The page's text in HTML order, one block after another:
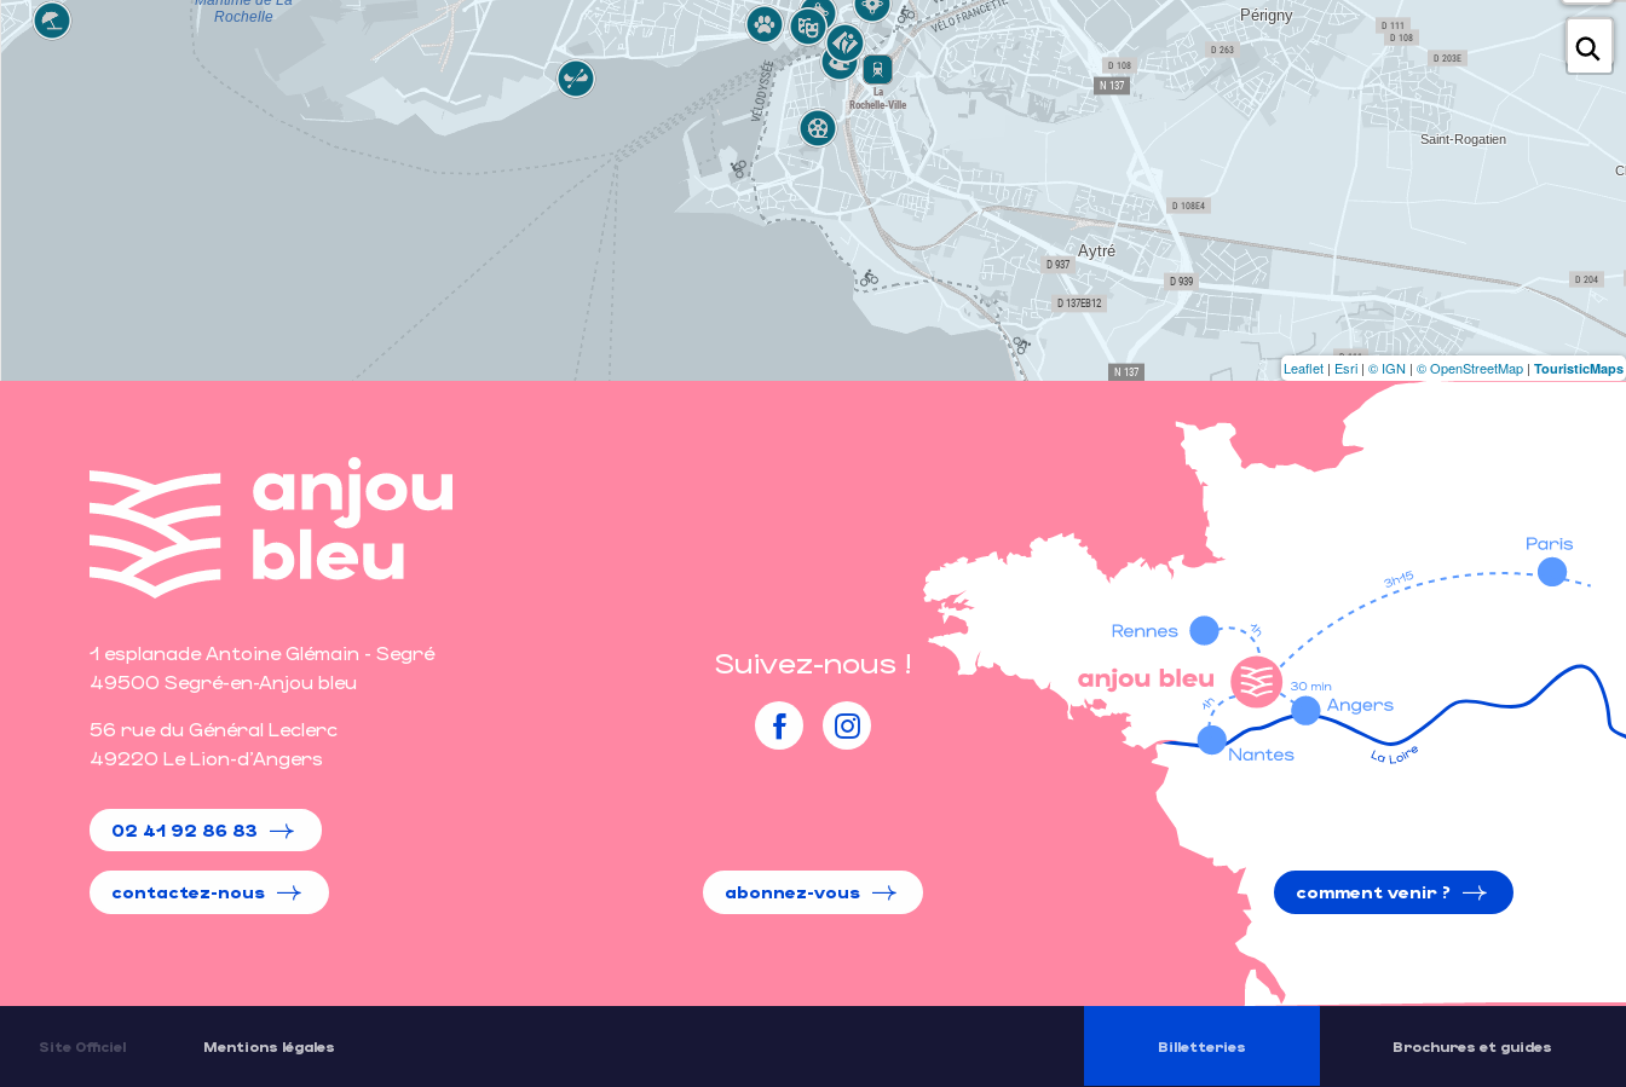
Leaflet | Esri | © IGN | © OpenStreetMap | TouristicMaps
1 esplanade Antoine Glémain - Segré
49500 Segré-en-Anjou bleu
56 rue du Général Leclerc
49220 Le Lion-d'Angers
02 41 92 86 83
contactez-nous
Suivez-nous !
abonnez-vous comment venir ?
Site Officiel Mentions légales Billetteries Brochures et guides